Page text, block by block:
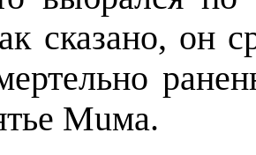
сказано, он
Мuма.